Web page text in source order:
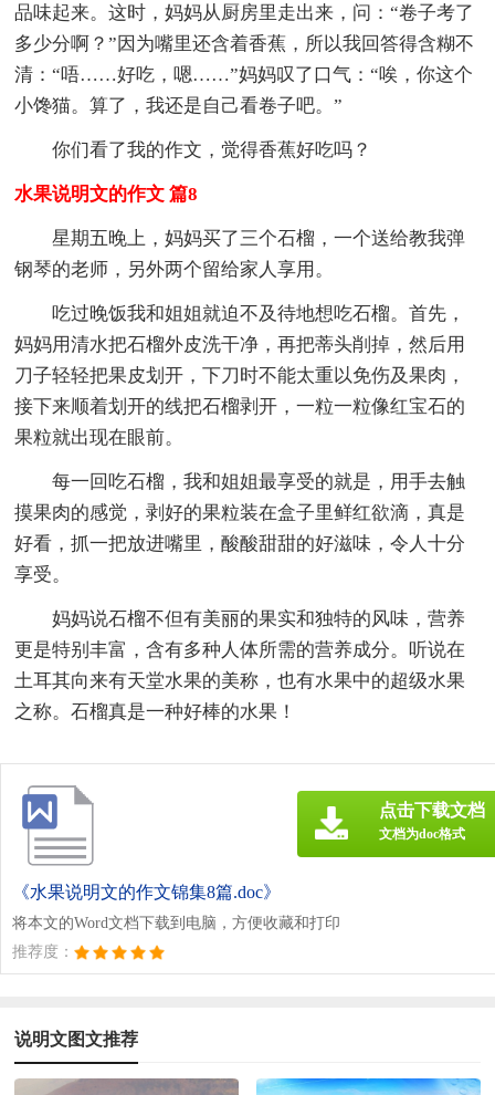
品味起来。这时，妈妈从厨房里走出来，问：“卷子考了
多少分啊？”因为嘴里还含着香蕉，所以我回答得含糊不
清：“唔……好吃，嗯……”妈妈叹了口气：“唉，你这个
小馋猫。算了，我还是自己看卷子吧。”
你们看了我的作文，觉得香蕉好吃吗？
水果说明文的作文 篇8
星期五晚上，妈妈买了三个石榴，一个送给教我弹
钢琴的老师，另外两个留给家人享用。
吃过晚饭我和姐姐就迫不及待地想吃石榴。首先，
妈妈用清水把石榴外皮洗干净，再把蒂头削掉，然后用
刀子轻轻把果皮划开，下刀时不能太重以免伤及果肉，
接下来顺着划开的线把石榴剥开，一粒一粒像红宝石的
果粒就出现在眼前。
每一回吃石榴，我和姐姐最享受的就是，用手去触
摸果肉的感觉，剥好的果粒装在盒子里鲜红欲滴，真是
好看，抓一把放进嘴里，酸酸甜甜的好滋味，令人十分
享受。
妈妈说石榴不但有美丽的果实和独特的风味，营养
更是特别丰富，含有多种人体所需的营养成分。听说在
土耳其向来有天堂水果的美称，也有水果中的超级水果
之称。石榴真是一种好棒的水果！
《水果说明文的作文锦集8篇.doc》
将本文的Word文档下载到电脑，方便收藏和打印
推荐度：
点击下载文档
文档为doc格式
说明文图文推荐